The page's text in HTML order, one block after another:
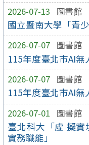
2026-07-13 圖書館
國立暨南大學「青
2026-07-07 圖書館
115年度臺北市AI無
2026-07-07 圖書館
115年度臺北市AI無
2026-07-01 圖書館
臺北科大「虛 擬實
實務職能」